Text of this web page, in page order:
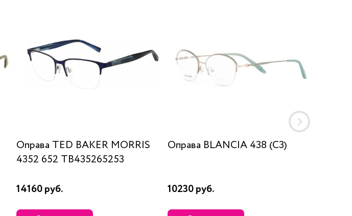
Оправа TED BAKER MORRIS
4352 652 TB435265253
14160 руб.
Оправа BLANCIA 438 (C3)
10230 руб.